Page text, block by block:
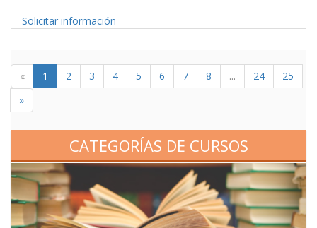
Solicitar información
« 1 2 3 4 5 6 7 8 ... 24
25
»
CATEGORÍAS DE CURSOS